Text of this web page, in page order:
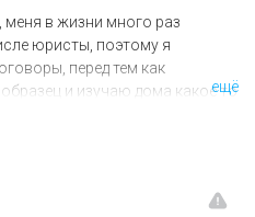
в жизни много раз
юристы, поэтому я
перед тем как
и изучаю дома какое то
компаний не
подписан, сотрудничаем. Всем
ещё